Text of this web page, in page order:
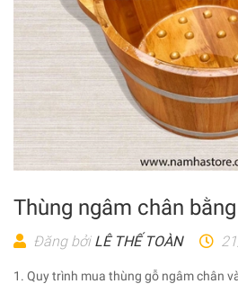
Thùng ngâm chân
Đăng bởi LÊ THẾ TOÀN
1. Quy trình mua thùng gỗ ngâm chân